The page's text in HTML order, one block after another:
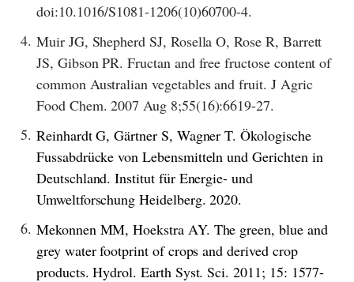
doi:10.1016/S1081-1206(10)60700-4.
4. Muir JG, Shepherd SJ, Rosella O, Rose R, Barrett
JS, Gibson PR. Fructan and free fructose content of
common Australian vegetables and fruit. J Agric
Food Chem. 2007 Aug 8;55(16):6619-27.
5. Reinhardt G, Gärtner S, Wagner T. Ökologische
Fussabdrücke von Lebensmitteln und Gerichten in
Deutschland. Institut für Energie- und
Umweltforschung Heidelberg. 2020.
6. Mekonnen MM, Hoekstra AY. The green, blue and
grey water footprint of crops and derived crop
products. Hydrol. Earth Syst. Sci. 2011; 15: 1577-